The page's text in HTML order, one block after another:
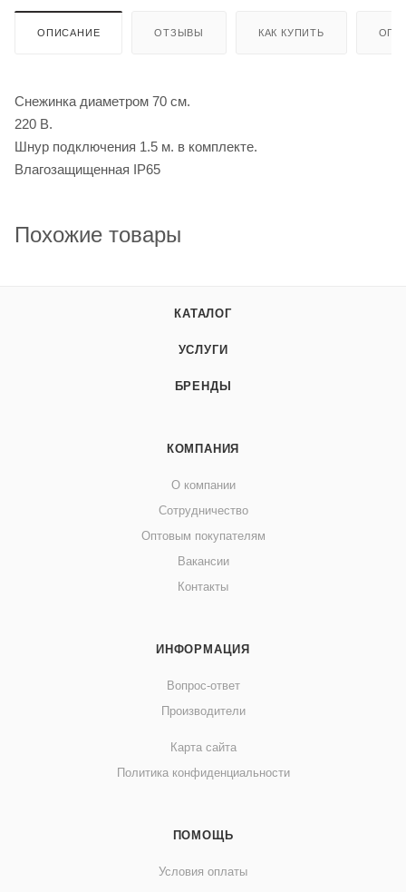
ОПИСАНИЕ ОТЗЫВЫ КАК КУПИТЬ
Снежинка диаметром 70 см.
220 B.
Шнур подключения 1.5 м. в комплекте.
Влагозащищенная IP65
Похожие товары
КАТАЛОГ
УСЛУГИ
БРЕНДЫ
КОМПАНИЯ
О компании
Сотрудничество
Оптовым покупателям
Вакансии
Контакты
ИНФОРМАЦИЯ
Вопрос-ответ
Производители
Карта сайта
Политика конфиденциальности
ПОМОЩЬ
Условия оплаты